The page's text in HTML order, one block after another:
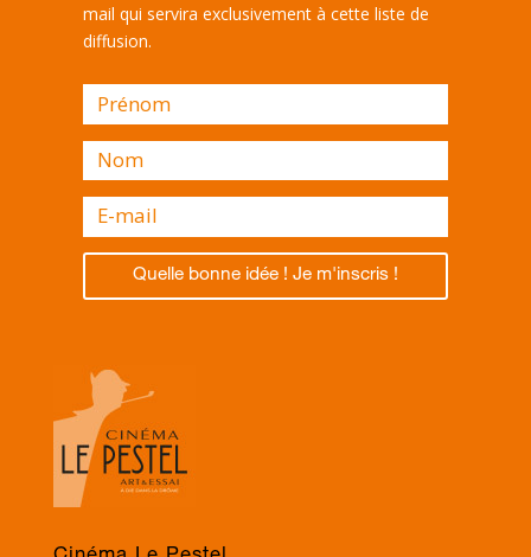
mail qui servira exclusivement à cette liste de
diffusion.
Quelle bonne idée ! Je m'inscris !